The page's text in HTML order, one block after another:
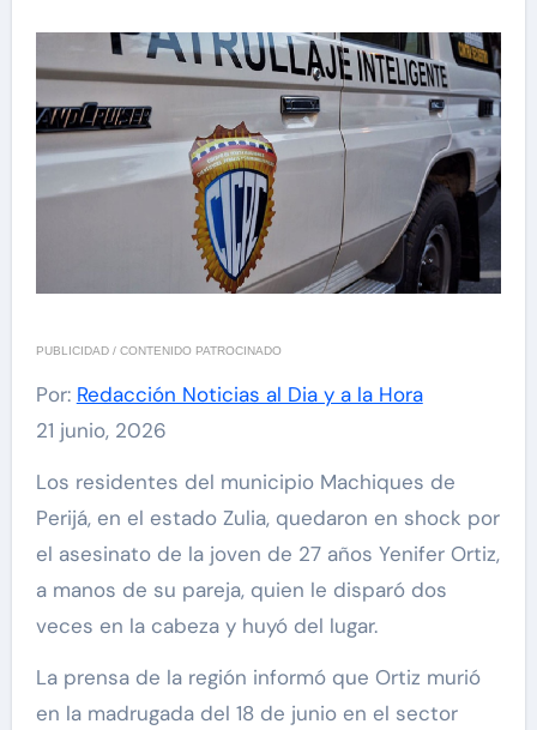
PUBLICIDAD / CONTENIDO PATROCINADO
Por: Redacción Noticias al Dia y a la Hora
21 junio, 2026
Los residentes del municipio Machiques de
Perijá, en el estado Zulia, quedaron en shock por
el asesinato de la joven de 27 años Yenifer Ortiz,
a manos de su pareja, quien le disparó dos
veces en la cabeza y huyó del lugar.
La prensa de la región informó que Ortiz murió
en la madrugada del 18 de junio en el sector